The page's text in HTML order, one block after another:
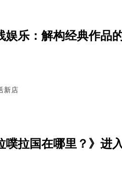
娱乐：解构经典作
新店
噗拉国在哪里？》进